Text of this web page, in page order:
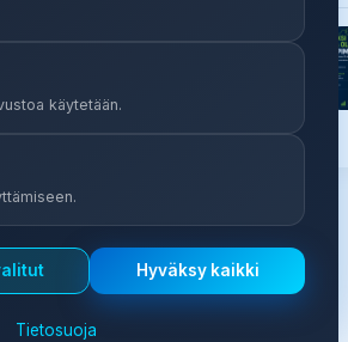
käytetään.
Hyväksy kaikki
Tietosuoja